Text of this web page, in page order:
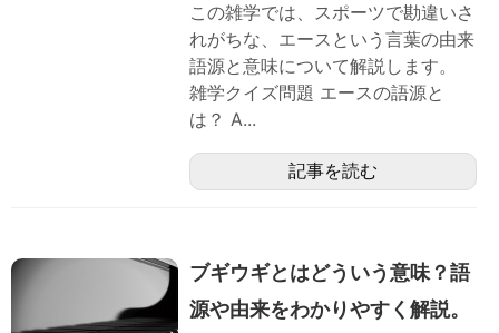
この雑学では、スポーツで勘違いさ
れがちな、エースという言葉の由来
語源と意味について解説します。
雑学クイズ問題 エースの語源と
は？ A...
記事を読む
ブギウギとはどういう意味？語
源や由来をわかりやすく解説。